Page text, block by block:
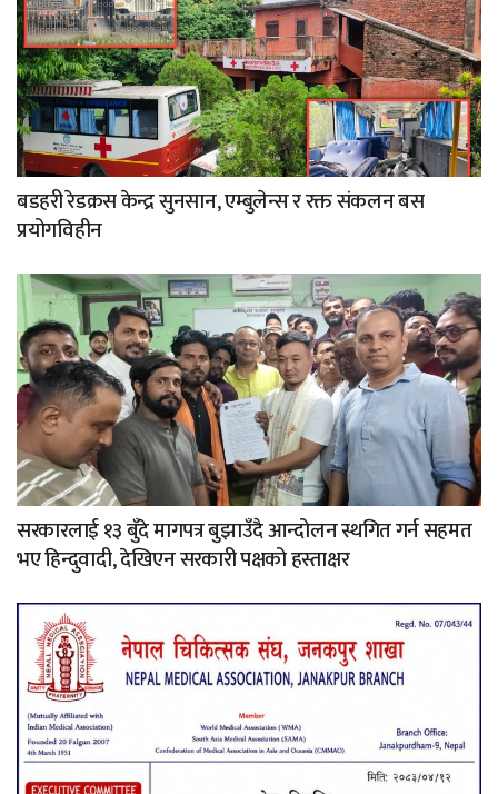
बडहरी रेडक्रस केन्द्र सुनसान, एम्बुलेन्स र रक्त संकलन बस
प्रयोगविहीन
सरकारलाई १३ बुँदे मागपत्र बुझाउँदै आन्दोलन स्थगित गर्न सहमत
भए हिन्दुवादी, देखिएन सरकारी पक्षको हस्ताक्षर